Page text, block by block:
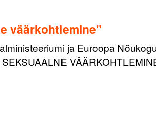
väärkohtlemine"
ja Euroopa